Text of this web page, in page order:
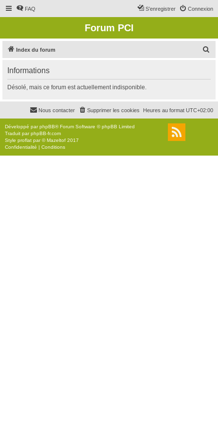
FAQ Connexion
S’enregistrer
Forum PCI
Index du forum
r
c
r
Informations
Désolé, mais ce forum est actuellement indisponible.
Heures au format UTC+02:00
Supprimer les cookies
Nous contacter
Développé parphpBB® Forum Software © phpBB Limited
Traduit parphpBB-fr.com
Style proflat par ©Mazeltof 2017
Confidentialité | Conditions